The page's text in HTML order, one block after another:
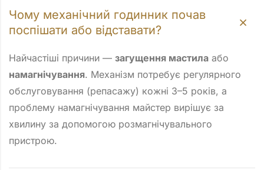
Чому механічний годинник почав
поспішати або відставати?
Найчастіші причини — загущення мастила або
намагнічування. Механізм потребує регулярного
обслуговування (репасажу) кожні 3–5 років, а
проблему намагнічування майстер вирішує за
хвилину за допомогою розмагнічувального
пристрою.